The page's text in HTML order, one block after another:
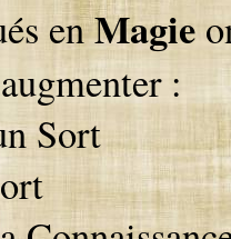
enMagie
:
Sort